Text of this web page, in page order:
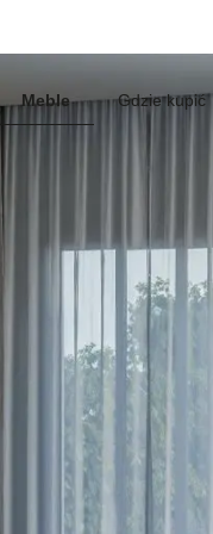
Meble Gdzie kupić